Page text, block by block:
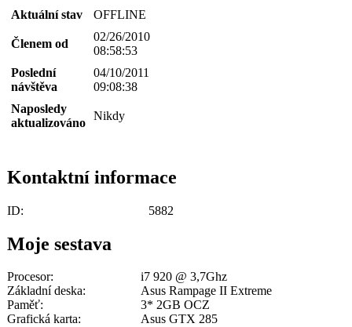
Aktuální stav
OFFLINE
Členem od
02/26/2010
08:58:53
Poslední
návštěva
04/10/2011
09:08:38
Naposledy
aktualizováno
Nikdy
Kontaktní informace
ID: 5882
Moje sestava
Procesor:
i7 920 @ 3,7Ghz
Základní deska:
Asus Rampage II Extreme
Paměť:
3* 2GB OCZ
Grafická karta:
Asus GTX 285